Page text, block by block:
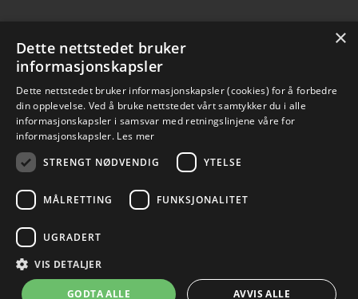
Gravdalsveien 4
5165 Laksevåg
Betaling
Opprett avtalegiro
© 2026 Energi Treningsenter
Informasjonskapsler
×
Dette nettstedet bruker
informasjonskapsler
Dette nettstedet bruker informasjonskapsler (cookies) for å forbedre
din opplevelse. Ved å bruke nettstedet vårt samtykker du i alle
informasjonskapsler i samsvar med retningslinjene våre for
informasjonskapsler. Les mer
STRENGT NØDVENDIG
YTELSE
MÅLRETTING FUNKSJONALITET
UGRADERT
VIS DETALJER
GODTA ALLE AVVIS ALLE